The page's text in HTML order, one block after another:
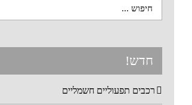
חדש!
רכבים תפעוליים חשמליים